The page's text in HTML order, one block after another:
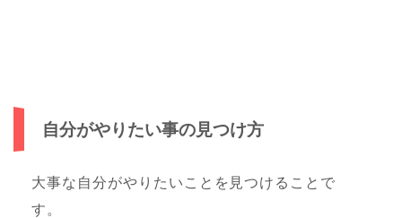
自分がやりたい事の見つけ方
大事な自分がやりたいことを見つけることで
す。